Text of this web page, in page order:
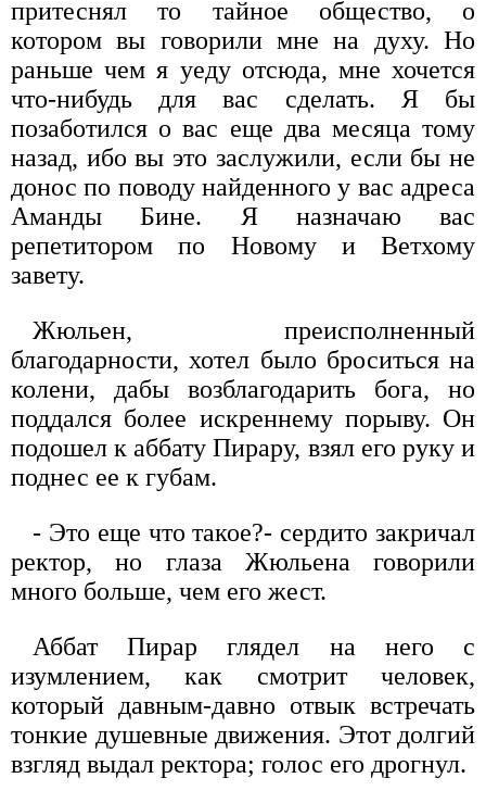
притеснял то тайное общество, о
котором вы говорили мне на духу. Но
раньше чем я уеду отсюда, мне хочется
что-нибудь для вас сделать. Я бы
позаботился о вас еще два месяца тому
назад, ибо вы это заслужили, если бы не
донос по поводу найденного у вас адреса
Аманды Бине. Я назначаю вас
репетитором по Новому и Ветхому
завету.
Жюльен, преисполненный
благодарности, хотел было броситься на
колени, дабы возблагодарить бога, но
поддался более искреннему порыву. Он
подошел к аббату Пирару, взял его руку и
поднес ее к губам.
- Это еще что такое?- сердито закричал
ректор, но глаза Жюльена говорили
много больше, чем его жест.
Аббат Пирар глядел на него с
изумлением, как смотрит человек,
который давным-давно отвык встречать
тонкие душевные движения. Этот долгий
взгляд выдал ректора; голос его дрогнул.